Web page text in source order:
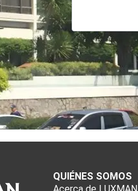
QUIÉNES SOMOS